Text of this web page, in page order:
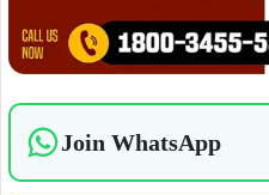
Join WhatsApp